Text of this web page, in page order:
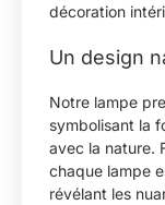
décoration
Un design
Notre lampe
symbolisant la
avec la nature.
chaque lampe
révélant les